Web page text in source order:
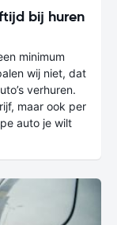
bij huren
minimum
wij niet, dat
verhuren.
maar ook per
auto je wilt